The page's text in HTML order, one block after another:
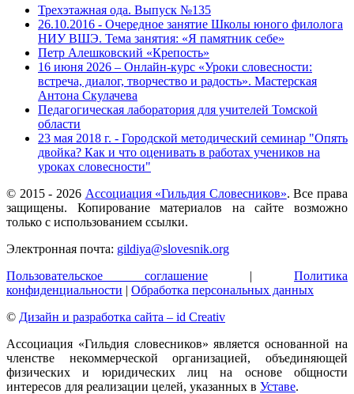
Трехэтажная ода. Выпуск №135
26.10.2016 - Очередное занятие Школы юного филолога
НИУ ВШЭ. Тема занятия: «Я памятник себе»
Петр Алешковский «Крепость»
16 июня 2026 – Онлайн-курс «Уроки словесности:
встреча, диалог, творчество и радость». Мастерская
Антона Скулачева
Педагогическая лаборатория для учителей Томской
области
23 мая 2018 г. - Городской методический семинар "Опять
двойка? Как и что оценивать в работах учеников на
уроках словесности"
© 2015 - 2026 Ассоциация «Гильдия Словесников». Все права
защищены. Копирование материалов на сайте возможно
только с использованием ссылки.
Электронная почта: gildiya@slovesnik.org
Пользовательское соглашение | Политика
конфиденциальности | Обработка персональных данных
© Дизайн и разработка сайта – id Creativ
Ассоциация «Гильдия словесников» является основанной на
членстве некоммерческой организацией, объединяющей
физических и юридических лиц на основе общности
интересов для реализации целей, указанных в Уставе.